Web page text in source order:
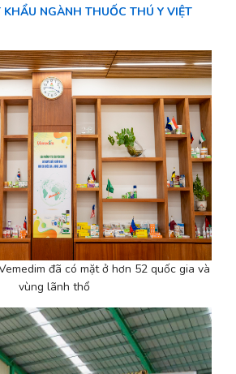
KHẨU NGÀNH THUỐC THÚ Y VIỆT
đã có mặt ở hơn 52 quốc gia và
vùng lãnh thổ